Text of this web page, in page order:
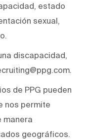
estado
sexual,
discapacidad,
de PPG pueden
nos permite
manera
geográficos.